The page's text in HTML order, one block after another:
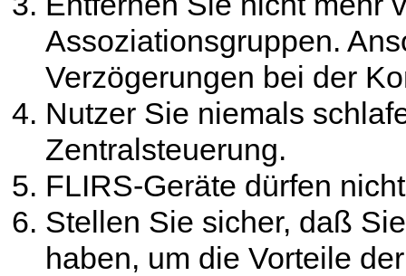
Assoziationsgruppen.
Verzögerungen bei der
Nutzer Sie niemals
Zentralsteuerung.
FLIRS-Geräte dürfen
Stellen Sie sicher, daß
haben, um die Vorteile